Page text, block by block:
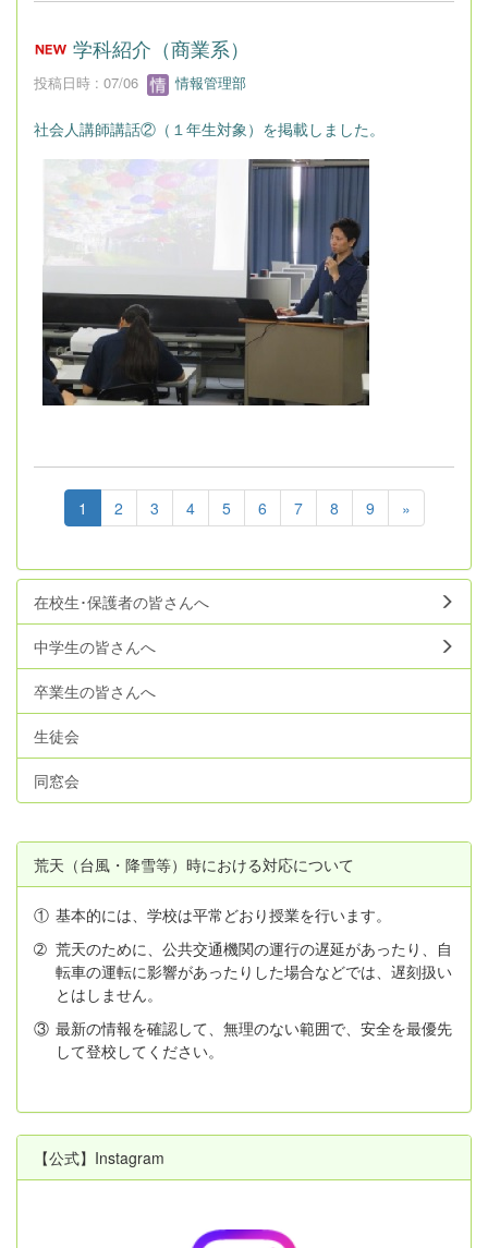
学科紹介（商業系）
投稿日時 : 07/06 情報管理部
社会人講師講話②（１年生対象）を掲載しました。
1 2 3 4 5 6 7 8 9 »
在校生･保護者の皆さんへ
中学生の皆さんへ
卒業生の皆さんへ
生徒会
同窓会
荒天（台風・降雪等）時における対応について
① 基本的には、学校は平常どおり授業を行います。
➁ 荒天のために、公共交通機関の運行の遅延があったり、自
転車の運転に影響があったりした場合などでは、遅刻扱い
とはしません。
③ 最新の情報を確認して、無理のない範囲で、安全を最優先
して登校してください。
【公式】Instagram